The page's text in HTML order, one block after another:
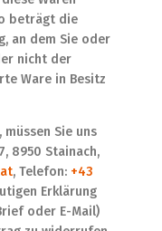
beträgt die
an dem Sie oder
nicht der
Ware in Besitz
Sie uns
8950 Stainach,
, Telefon: +43
Erklärung
oder E-Mail)